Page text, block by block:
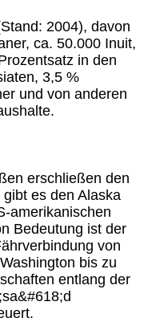
2004), davon
ca. 50.000 Inuit,
in den
3,5 %
und von anderen
erschließen den
es den Alaska
amerikanischen
Bedeutung ist der
von
bis zu
entlang der